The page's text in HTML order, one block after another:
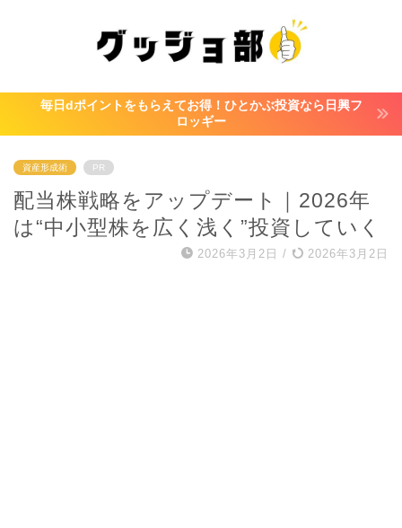
毎日dポイントをもらえてお得！ひとかぶ投資なら日興フ
ロッギー
資産形成術 PR
配当株戦略をアップデート｜2026年
は“中小型株を広く浅く”投資していく
2026年3月2日 / 2026年3月2日